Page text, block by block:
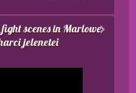
scenes in Marlowe
jelenetei